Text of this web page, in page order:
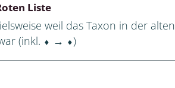
Liste
weil das Taxon in der alten
(inkl. ⬧ → ⬧)